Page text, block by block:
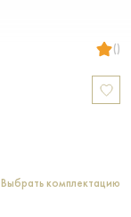
()
Выбрать комплектацию